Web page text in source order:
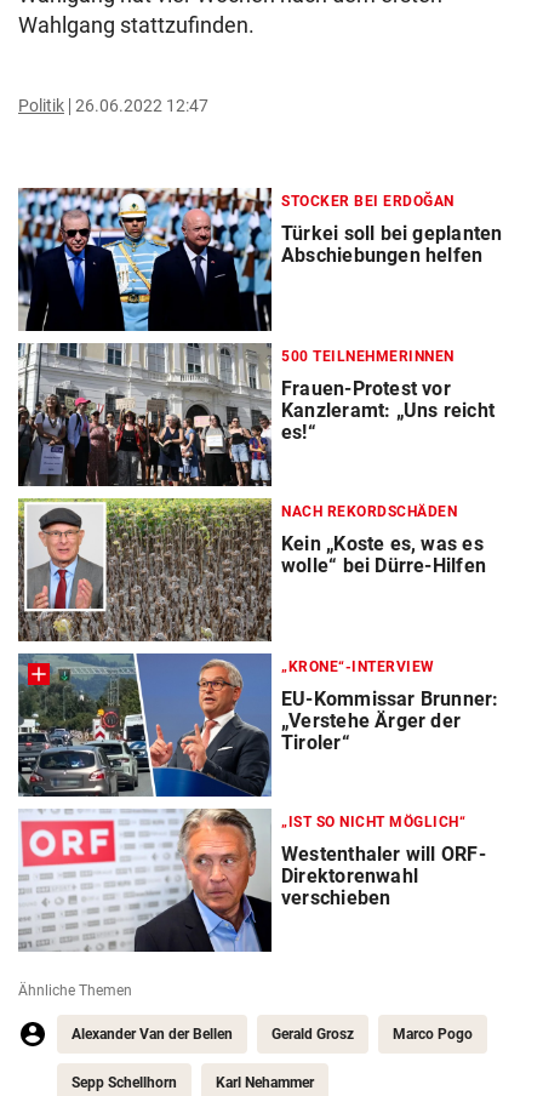
Wahlgang stattzufinden.
Politik 26.06.2022 12:47
STOCKER BEI ERDOĞAN
Türkei soll bei geplanten
Abschiebungen helfen
500 TEILNEHMERINNEN
Frauen-Protest vor
Kanzleramt: „Uns reicht
es!“
NACH REKORDSCHÄDEN
Kein „Koste es, was es
wolle“ bei Dürre-Hilfen
„KRONE“-INTERVIEW
EU-Kommissar Brunner:
„Verstehe Ärger der
Tiroler“
„IST SO NICHT MÖGLICH“
Westenthaler will ORF-
Direktorenwahl
verschieben
Ähnliche Themen
Alexander Van der Bellen Gerald Grosz Marco Pogo
Sepp Schellhorn Karl Nehammer